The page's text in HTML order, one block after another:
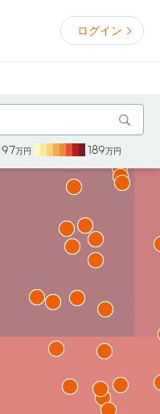
ログイン
97万円 189万円